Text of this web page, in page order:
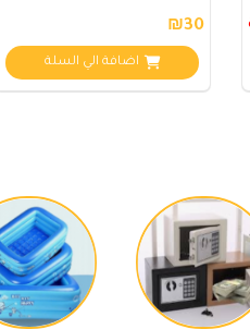
₪30
اضافة الي السلة